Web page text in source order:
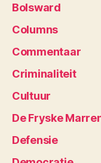
Bolsward
Columns
Commentaar
Criminaliteit
Cultuur
De Fryske
Defensie